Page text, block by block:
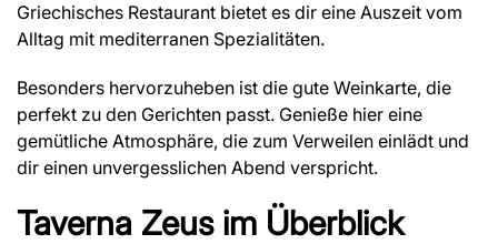
Griechisches Restaurant bietet es dir eine Auszeit vom
Alltag mit mediterranen Spezialitäten.
Besonders hervorzuheben ist die gute Weinkarte, die
perfekt zu den Gerichten passt. Genieße hier eine
gemütliche Atmosphäre, die zum Verweilen einlädt und
dir einen unvergesslichen Abend verspricht.
Taverna Zeusim Überblick